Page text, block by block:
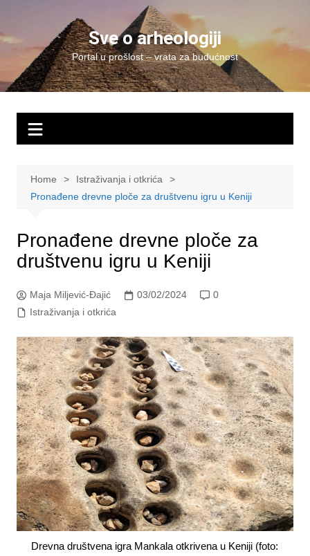
content
Sve o arheologiji
Portal u prošlost – vrata za budućnost
Home
Istraživanja i otkrića
Pronađene drevne ploče za društvenu igru u Keniji
Pronađene drevne ploče za
društvenu igru u Keniji
Maja Miljević-Đajić 03/02/2024
0
Istraživanja i otkrića
Drevna društvena igra Mankala otkrivena u Keniji (foto: